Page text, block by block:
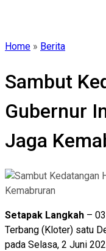
Home » Berita
Sambut
Gubernur
Jaga
Setapak Langkah –
Terbang (Kloter) satu
pada Selasa, 2 Juni